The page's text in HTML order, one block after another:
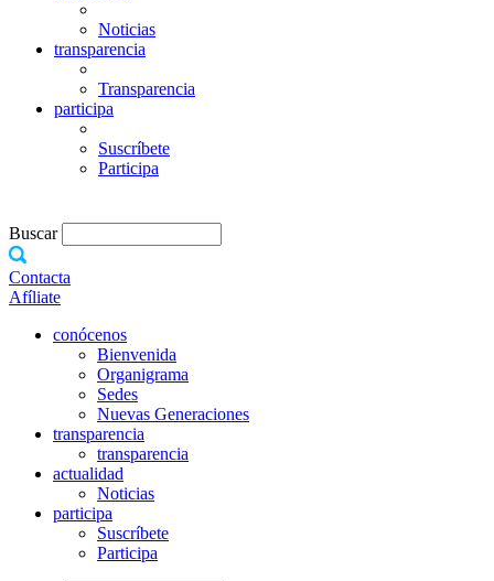
Noticias
transparencia
Transparencia
participa
Suscríbete
Participa
Buscar
Contacta
Afíliate
conócenos
Bienvenida
Organigrama
Sedes
Nuevas Generaciones
transparencia
transparencia
actualidad
Noticias
participa
Suscríbete
Participa